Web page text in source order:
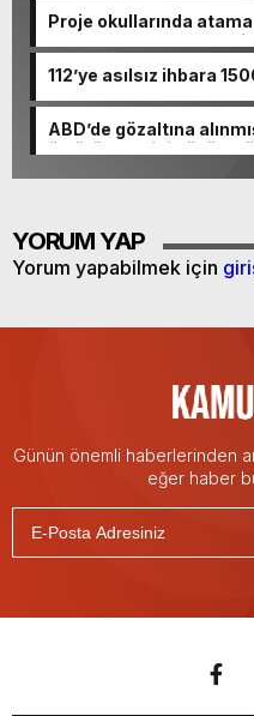
Proje okullarında
“Sıkıntı
112’ye asılsız ihbara
ABD’de gözaltına
öldürüleceğini düşünmüş
YORUM YAP
Yorum yapabilmek için
Günün önemli haberlerinden
eğer haber